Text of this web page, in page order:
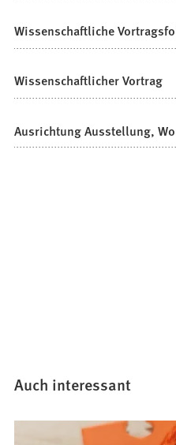
Wissenschaftliche
Wissenschaftlicher Vortrag
Ausrichtung Ausstellung,
Auch interessant